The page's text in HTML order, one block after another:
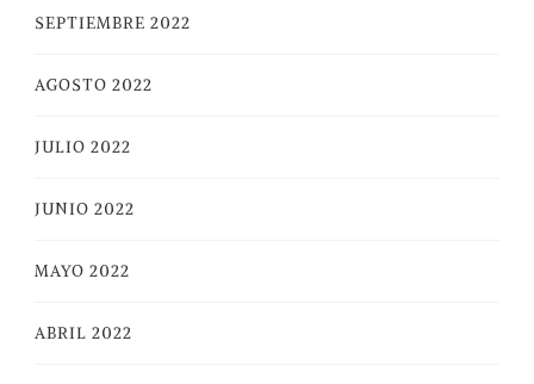
SEPTIEMBRE 2022
AGOSTO 2022
JULIO 2022
JUNIO 2022
MAYO 2022
ABRIL 2022